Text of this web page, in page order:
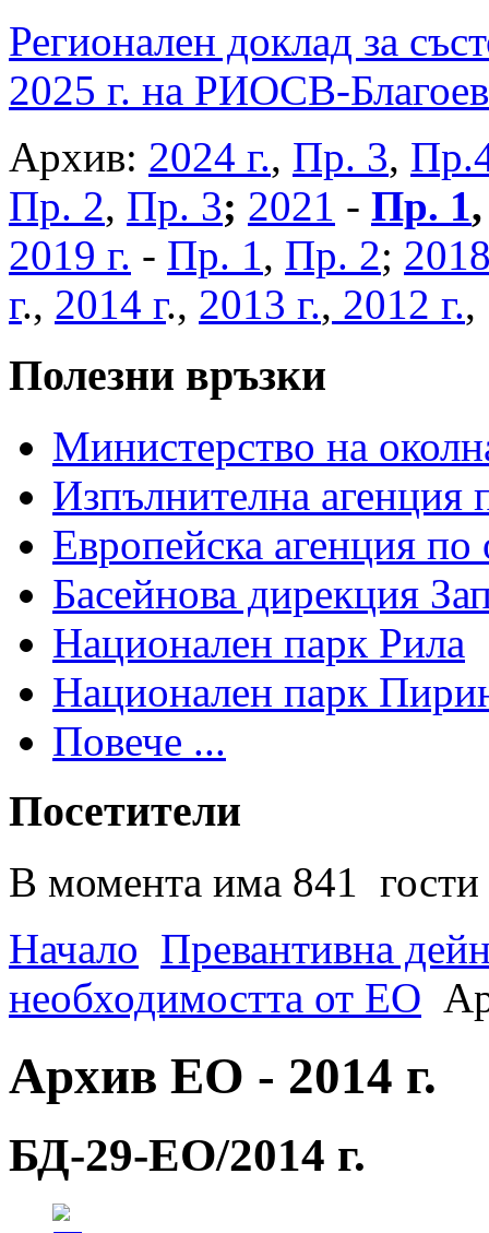
Регионален доклад за
2025 г. на РИОСВ-
Архив: 2024 г., Пр. 3,
Пр. 2, Пр. 3; 2021 - Пр. 1
2019 г. - Пр. 1, Пр. 2;
г., 2014 г., 2013 г., 2012 г.
Полезни връзки
Министерство на
Изпълнителна агенция
Европейска агенция по
Басейнова дирекция
Национален парк Рила
Национален парк
Повече ...
Посетители
В момента има 841 гости
Начало Превантивна
необходимостта от ЕО
Архив ЕО - 2014 г.
БД-29-EO/2014 г.